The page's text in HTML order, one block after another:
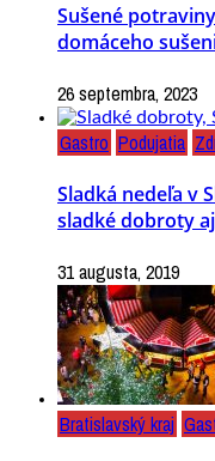
Sušené
domáceho
26 septembra, 2023
Gastro Podujatia
Sladká nedeľa v
sladké dobroty
31 augusta, 2019
Bratislavský kraj